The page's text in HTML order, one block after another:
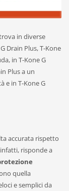
in diverse
Drain Plus, T-Kone
in T-Kone G
Plus a un
e in T-Kone G
accurata rispetto
risponde a
quella
e semplici da